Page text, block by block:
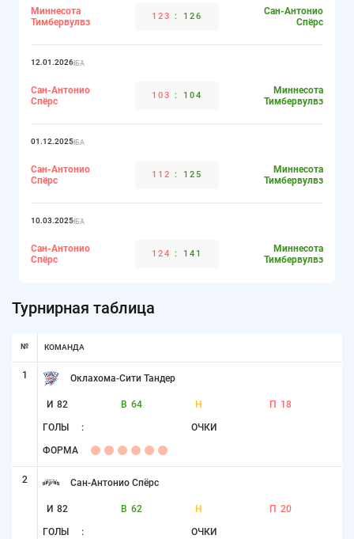
Миннесота
Тимбервулвз
123 : 126
Сан-Антонио
Спёрс
12.01.2026НБА
Сан-Антонио
Спёрс
103 : 104
Миннесота
Тимбервулвз
01.12.2025НБА
Сан-Антонио
Спёрс
112 : 125
Миннесота
Тимбервулвз
10.03.2025НБА
Сан-Антонио
Спёрс
124 : 141
Миннесота
Тимбервулвз
Турнирная таблица
№ КОМАНДА
1 Оклахома-Сити Тандер
И 82 В 64 Н П 18
ГОЛЫ : ОЧКИ
ФОРМА
2 Сан-Антонио Спёрс
И 82 В 62 Н П 20
ГОЛЫ : ОЧКИ